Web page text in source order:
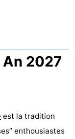
2027
est la tradition
enthousiastes